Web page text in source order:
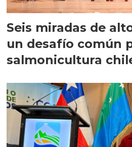
Seis miradas de
un desafío común
salmonicultura